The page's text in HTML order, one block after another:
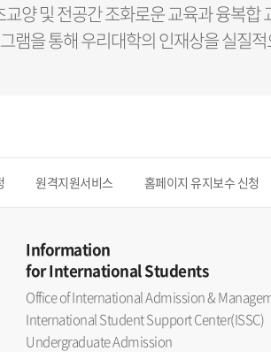
양 및 전공간 조화로운 교육과 융복합
램을 통해 우리대학의 인재상을 실질
원격지원서비스 홈페이지 유지보수 신청
Information
for International Students
Office of International Admission &
International Student Support Center(ISSC)
Undergraduate Admission